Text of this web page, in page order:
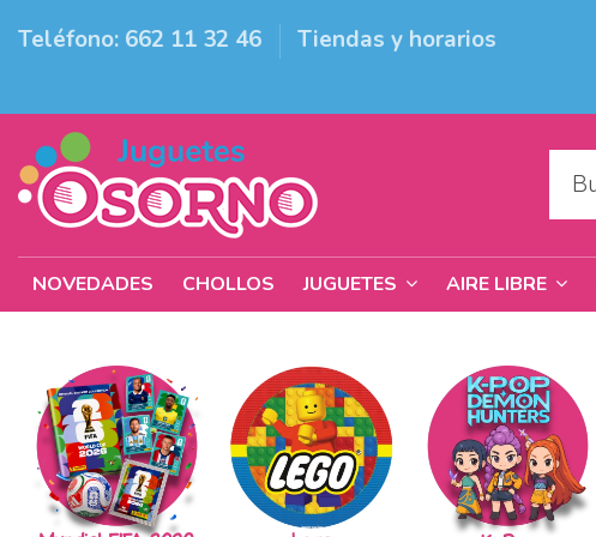
Teléfono: 662 11 32 46 Tiendas y horarios
NOVEDADES CHOLLOS JUGUETES AIRE LIBRE